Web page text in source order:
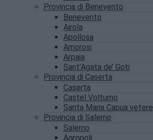
Provincia di Benevento
Benevento
Airola
Apollosa
Amorosi
Arpaia
Sant’Agata de’ Goti
Provincia di Caserta
Caserta
Castel Volturno
Santa Maria Capua vetere
Provincia di Salerno
Salerno
Agropoli